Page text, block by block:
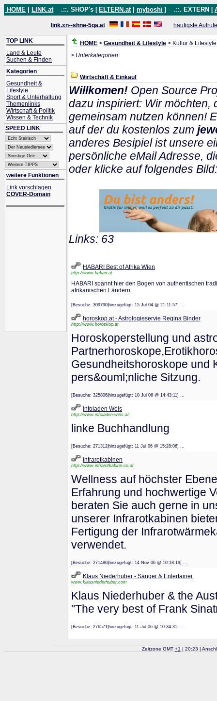
HOME LINK.at .::. SHOP's [ ELTERN.at myboshi ] .::. EXTERN [
link.xn--shne-5qa.at häufigste Aufrufe
TOP LINK
Land & Leute
Suchen & Finden
Kategorien
Gesundheit &
Lifestyle
Sport & Unterhaltung
Themenlinks
Wirtschaft & Politik
Wissen & Technik
SPEED LINK
weitere Funktionen
Link vorschlagen
COVER-Domain
HOME > Gesundheit & Lifestyle > Kultur & Lifestyle
> Unterkategorien:
Wirtschaft & Einkauf
Willkomen! Open Source
dazu inspiriert: Wir möchten,
gemeinsam nutzen können!
auf der du kostenlos zum
anderes Besipiel ist unsere
persönliche eMail Adresse,
oder klicke auf folgendes Bild:
Links: 63
HABARI Best of Afrika Wien
http://www.habari.at
HABARI spannt hier den Bogen von authentischen
afrikanischen Ländern.
[Besuche: 309790|hinzugefügt: 15 Jul 04 @ 21:11:57] ...
horoskop.at - Astrologieservie Regina Binder
http://www.horoskop.at
Horoskoperstellung und
Gesundheitshoroskope und
pers&ouml;nliche Sitzung.
[Besuche: 325806|hinzugefügt: 10 Jul 06 @ 14:43:11] ...
Infoladen Wels
http://www.infoladen-wels.at
linke Buchhandlung
[Besuche: 271312|hinzugefügt: 11 Jul 06 @ 15:28:06] ...
Infrarotkabinen
http://www.infrarotkabine.co.at
Wellness auf höchster
Erfahrung und hochwertige
beraten Sie auch gerne in
unserer Infrarotkabinen
Fertigung der
verwendet.
[Besuche: 271486|hinzugefügt: 14 Nov 06 @ 10:18:19] ...
Klaus Niederhuber - Sänger & Entertainer
www.klausniederhuber.com
Klaus Niederhuber & the
"The very best of Frank
[Besuche: 276571|hinzugefügt: 11 Jul 06 @ 10:34:31] ...
Zeitzone GMT +1 | 20:23 |